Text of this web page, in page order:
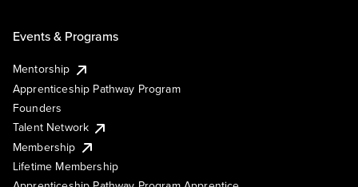
Events & Programs
Mentorship
Apprenticeship Pathway Program
Founders
Talent Network
Membership
Lifetime Membership